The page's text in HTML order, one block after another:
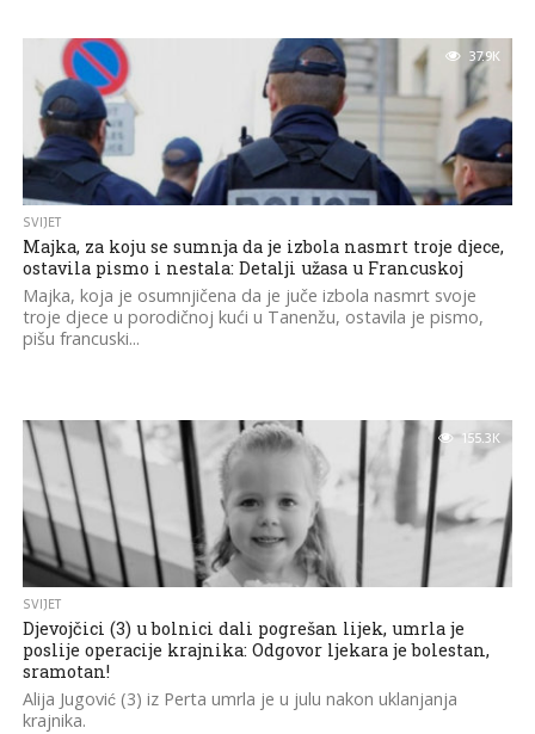
37.9K
SVIJET
Majka, za koju se sumnja da je izbola nasmrt troje djece,
ostavila pismo i nestala: Detalji užasa u Francuskoj
Majka, koja je osumnjičena da je juče izbola nasmrt svoje
troje djece u porodičnoj kući u Tanenžu, ostavila je pismo,
pišu francuski...
155.3K
SVIJET
Djevojčici (3) u bolnici dali pogrešan lijek, umrla je
poslije operacije krajnika: Odgovor ljekara je bolestan,
sramotan!
Alija Jugović (3) iz Perta umrla je u julu nakon uklanjanja
krajnika.